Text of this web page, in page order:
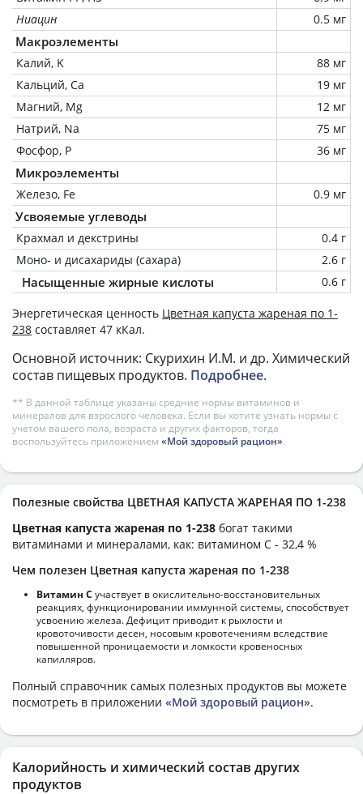
Ниацин
0.5 мг
Макроэлементы
Калий, K
88 мг
Кальций, Ca
19 мг
Магний, Mg
12 мг
Натрий, Na
75 мг
Фосфор, P
36 мг
Микроэлементы
Железо, Fe 0.9 мг
Усвояемые углеводы
Крахмал и декстрины
0.4 г
Моно- и дисахариды (сахара)
2.6 г
Насыщенные жирные кислоты 0.6 г
Энергетическая ценность Цветная капуста жареная по 1-
238 составляет 47 кКал.
Основной источник: Скурихин И.М. и др. Химический
состав пищевых продуктов. Подробнее.
** В данной таблице указаны средние нормы витаминов и
минералов для взрослого человека. Если вы хотите узнать нормы с
учетом вашего пола, возраста и других факторов, тогда
воспользуйтесь приложением «Мой здоровый рацион».
Полезные свойства ЦВЕТНАЯ КАПУСТА ЖАРЕНАЯ ПО 1-238
Цветная капуста жареная по 1-238 богат такими
витаминами и минералами, как: витамином C - 32,4 %
Чем полезен Цветная капуста жареная по 1-238
Витамин С участвует в окислительно-восстановительных
реакциях, функционировании иммунной системы, способствует
усвоению железа. Дефицит приводит к рыхлости и
кровоточивости десен, носовым кровотечениям вследствие
повышенной проницаемости и ломкости кровеносных
капилляров.
Полный справочник самых полезных продуктов вы можете
посмотреть в приложении «Мой здоровый рацион».
Калорийность и химический состав других
продуктов